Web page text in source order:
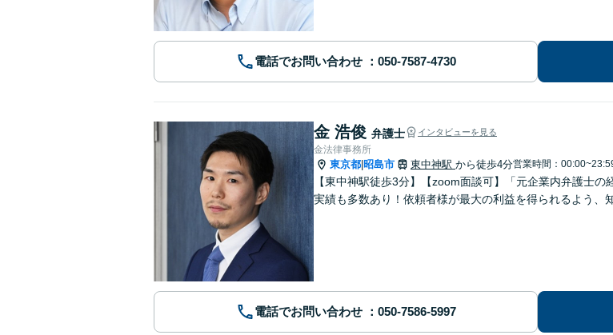
電話でお問い合わせ
金 浩俊 弁護士 インタビューを見る
金法律事務所
東京都 昭島市 東中神駅 から徒歩4分営業時間：
【東中神駅徒歩3分】【zoom面談可】「元企業内弁護士
実績も多数あり！依頼者様が最大の利益を得られるよう、
電話でお問い合わせ